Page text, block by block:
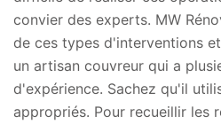
convier des experts. MW
de ces types d'interventions
un artisan couvreur qui a
d'expérience. Sachez qu'il
appropriés. Pour recueillir les